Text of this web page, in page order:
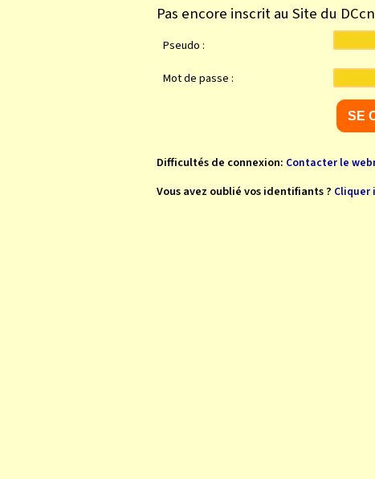
Pas encore inscrit au Site du
Pseudo :
Mot de passe :
Difficultés de connexion: Contacter le
Vous avez oublié vos identifiants ? Cliquer